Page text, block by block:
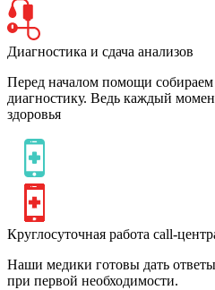
Диагностика и сдача анализов
Перед началом помощи
диагностику. Ведь каждый
здоровья
Круглосуточная работа call-
Наши медики готовы дать
при первой необходимости.